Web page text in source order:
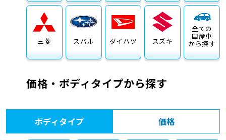
三菱 スバル ダイハツ スズキ
全ての
国産車
から探す
価格・ボディタイプから探す
ボディタイプ 価格